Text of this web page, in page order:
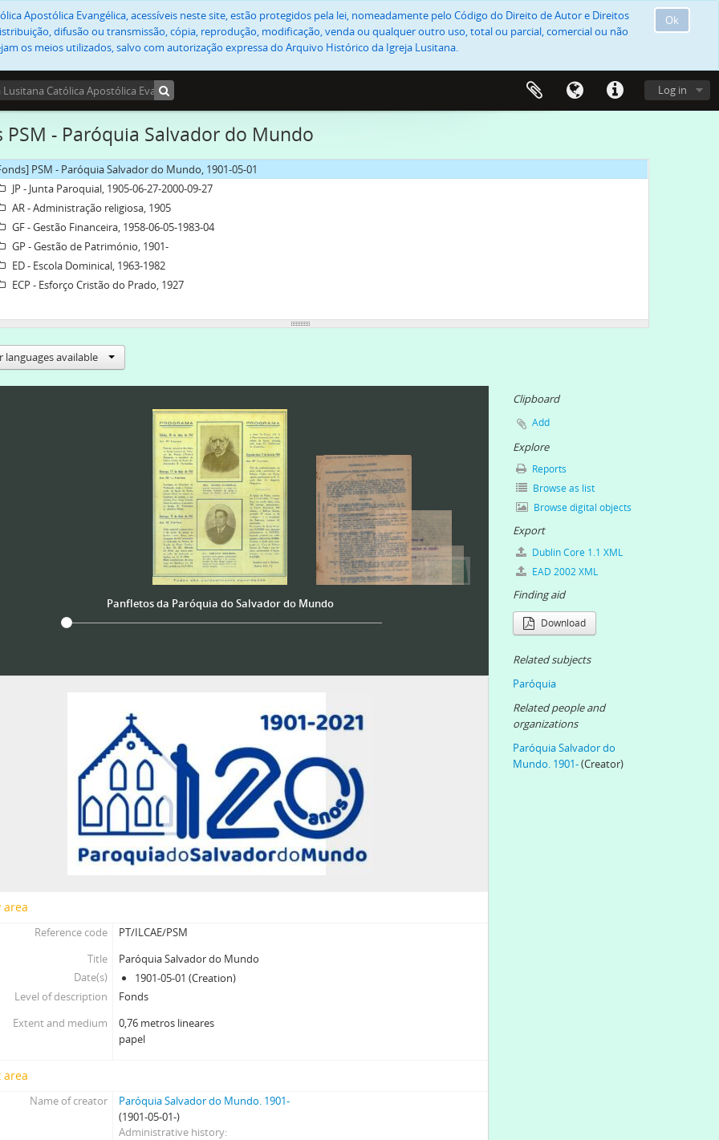
Ok
Apostólica Evangélica, acessíveis neste site, estão protegidos pela lei, nomeadamente pelo Código do Direito de Autor e Direitos
difusão ou transmissão, cópia, reprodução, modificação, venda ou qualquer outro uso, total ou parcial, comercial ou não
os meios utilizados, salvo com autorização expressa do Arquivo Histórico da Igreja Lusitana.
Log in
PSM - Paróquia Salvador do Mundo
PSM - Paróquia Salvador do Mundo, 1901-05-01
JP - Junta Paroquial, 1905-06-27-2000-09-27
AR - Administração religiosa, 1905
GF - Gestão Financeira, 1958-06-05-1983-04
GP - Gestão de Património, 1901-
ED - Escola Dominical, 1963-1982
ECP - Esforço Cristão do Prado, 1927
languages available
Panfletos da Paróquia do Salvador do Mundo
area
Reference code
PT/ILCAE/PSM
Title
Paróquia Salvador do Mundo
Date(s)
1901-05-01 (Creation)
Level of description
Fonds
Extent and medium
0,76 metros lineares
papel
area
Name of creator
Paróquia Salvador do Mundo. 1901-
(1901-05-01-)
Administrative history
Clipboard
Add
Explore
Reports
Browse as list
Browse digital objects
Export
Dublin Core 1.1 XML
EAD 2002 XML
Finding aid
Download
Related subjects
Paróquia
Related people and
organizations
Paróquia Salvador do
Mundo. 1901-(Creator)